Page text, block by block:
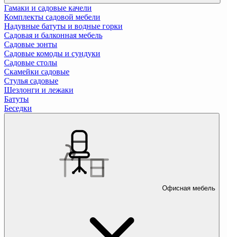
Гамаки и садовые качели
Комплекты садовой мебели
Надувные батуты и водные горки
Садовая и балконная мебель
Садовые зонты
Садовые комоды и сундуки
Садовые столы
Скамейки садовые
Стулья садовые
Шезлонги и лежаки
Батуты
Беседки
Офисная мебель